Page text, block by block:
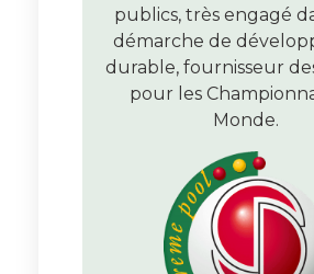
publics, très engagé
démarche de
durable, fournisseur
pour les
Monde.